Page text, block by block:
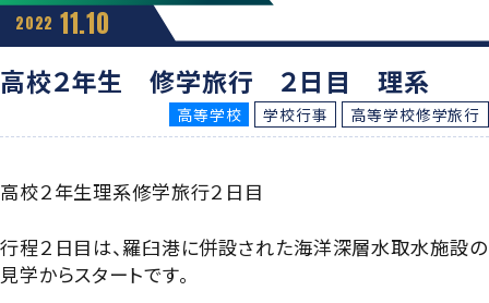
スクール・ミッション
沿革・校歌
日本大学について
数字で見る豊山
グローバル教育
教科の特長
カリキュラム・シラバス
年間行事
制服紹介
教科の特長
カリキュラム・シラバス
特進コース
進路指導
進学実績
合格者インタビュー
2022 11.10
高校２年生 修学旅行 ２日目 理系
高等学校 学校行事 高等学校修学旅行
高校２年生理系修学旅行２日目
行程２日目は、羅臼港に併設された海洋深層水取水施設の
見学からスタートです。